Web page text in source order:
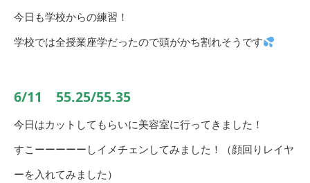
今日も学校からの練習！
学校では全授業座学だったので頭がかち割れそうです
6/11 55.25/55.35
今日はカットしてもらいに美容室に行ってきました！
すこーーーーーしイメチェンしてみました！（顔回りレイヤ
ーを入れてみました）